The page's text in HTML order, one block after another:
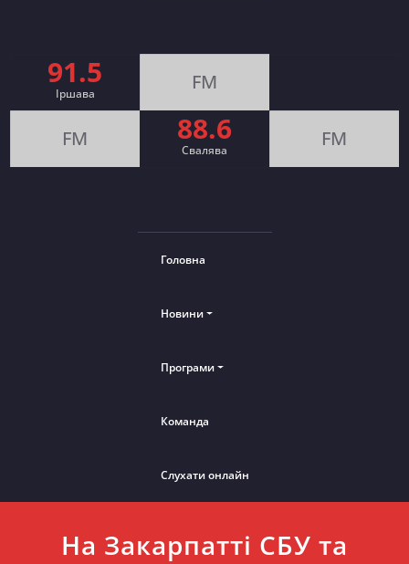
91.5
Іршава FM
FM 88.6
Cвалява FM
Головна
Новини
Програми
Команда
Слухати онлайн
На Закарпатті СБУ та